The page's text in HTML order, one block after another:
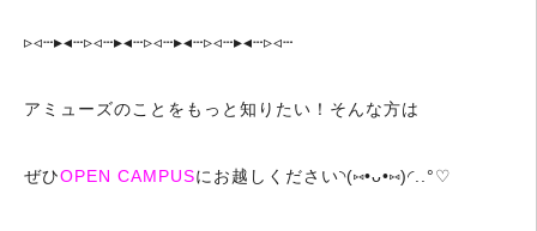
▹◃┄▸◂┄▹◃┄▸◂┄▹◃┄▸◂┄▹◃┄▸◂┄▹◃┄
アミューズのことをもっと知りたい！そんな方は
ぜひOPEN CAMPUSにお越しください◝(⑅•ᴗ•⑅)◜..°♡